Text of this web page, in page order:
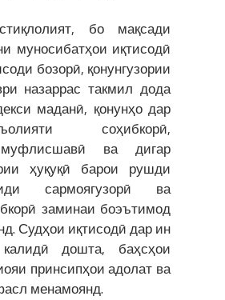
бо мақсади
муносибатҳои иқтисодӣ
бозорӣ, қонунгузории
назаррас такмил дода
маданӣ, қонунҳо дар
соҳибкорӣ,
муфлисшавӣ ва дигар
ҳуқуқӣ барои рушди
сармоягузорӣ ва
заминаи боэътимод
Судҳои иқтисодӣ дар ин
дошта, баҳсҳои
принсипҳои адолат ва
менамоянд.